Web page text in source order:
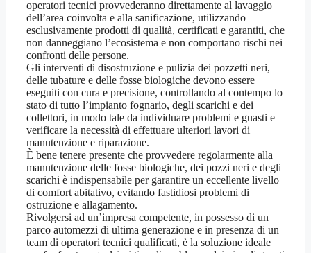
operatori tecnici provvederanno direttamente al lavaggio
dell’area coinvolta e alla sanificazione, utilizzando
esclusivamente prodotti di qualità, certificati e garantiti, che
non danneggiano l’ecosistema e non comportano rischi nei
confronti delle persone.
Gli interventi di disostruzione e pulizia dei pozzetti neri,
delle tubature e delle fosse biologiche devono essere
eseguiti con cura e precisione, controllando al contempo lo
stato di tutto l’impianto fognario, degli scarichi e dei
collettori, in modo tale da individuare problemi e guasti e
verificare la necessità di effettuare ulteriori lavori di
manutenzione e riparazione.
È bene tenere presente che provvedere regolarmente alla
manutenzione delle fosse biologiche, dei pozzi neri e degli
scarichi è indispensabile per garantire un eccellente livello
di comfort abitativo, evitando fastidiosi problemi di
ostruzione e allagamento.
Rivolgersi ad un’impresa competente, in possesso di un
parco automezzi di ultima generazione e in presenza di un
team di operatori tecnici qualificati, è la soluzione ideale